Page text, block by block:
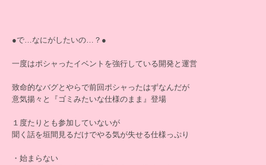
●で…なにがしたいの…？●
一度はポシャったイベントを強行している開発と運営
致命的なバグとやらで前回ポシャったはずなんだが
意気揚々と『ゴミみたいな仕様のまま』登場
１度たりとも参加していないが
聞く話を垣間見るだけでやる気が失せる仕様っぷり
・始まらない